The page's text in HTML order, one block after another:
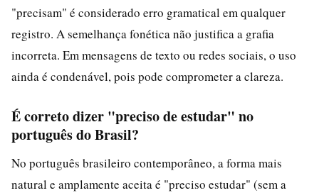
"precisam" é considerado erro gramatical em qualquer
registro. A semelhança fonética não justifica a grafia
incorreta. Em mensagens de texto ou redes sociais, o uso
ainda é condenável, pois pode comprometer a clareza.
É correto dizer "preciso de estudar" no
português do Brasil?
No português brasileiro contemporâneo, a forma mais
natural e amplamente aceita é "preciso estudar" (sem a